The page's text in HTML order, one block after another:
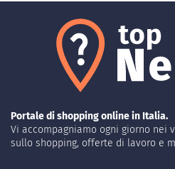
Portale di shopping online in Italia.
Vi accompagniamo ogni giorno nei
sullo shopping, offerte di lavoro e